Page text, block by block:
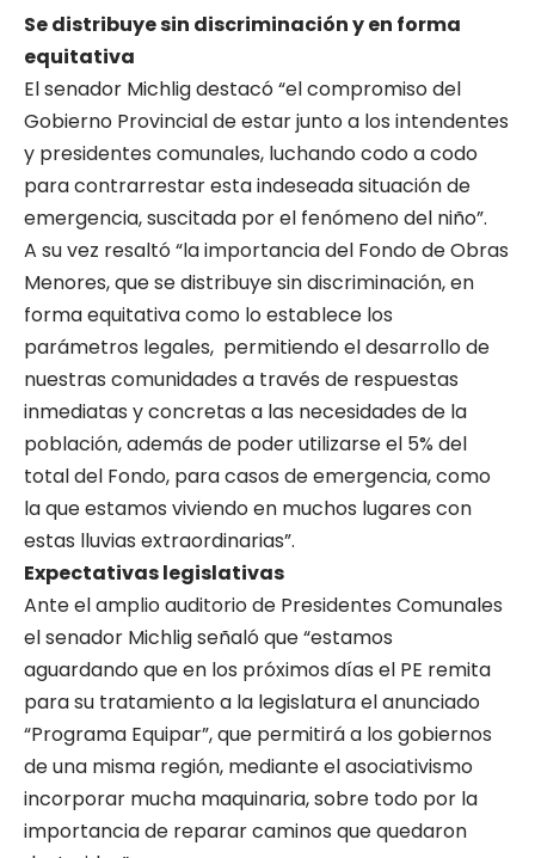
Se distribuye sin discriminación y en forma
equitativa
El senador Michlig destacó “el compromiso del
Gobierno Provincial de estar junto a los intendentes
y presidentes comunales, luchando codo a codo
para contrarrestar esta indeseada situación de
emergencia, suscitada por el fenómeno del niño”.
A su vez resaltó “la importancia del Fondo de Obras
Menores, que se distribuye sin discriminación, en
forma equitativa como lo establece los
parámetros legales, permitiendo el desarrollo de
nuestras comunidades a través de respuestas
inmediatas y concretas a las necesidades de la
población, además de poder utilizarse el 5% del
total del Fondo, para casos de emergencia, como
la que estamos viviendo en muchos lugares con
estas lluvias extraordinarias”.
Expectativas legislativas
Ante el amplio auditorio de Presidentes Comunales
el senador Michlig señaló que “estamos
aguardando que en los próximos días el PE remita
para su tratamiento a la legislatura el anunciado
“Programa Equipar”, que permitirá a los gobiernos
de una misma región, mediante el asociativismo
incorporar mucha maquinaria, sobre todo por la
importancia de reparar caminos que quedaron